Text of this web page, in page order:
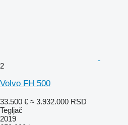
2
Volvo FH 500
33.500 € ≈ 3.932.000 RSD
Tegljač
2019